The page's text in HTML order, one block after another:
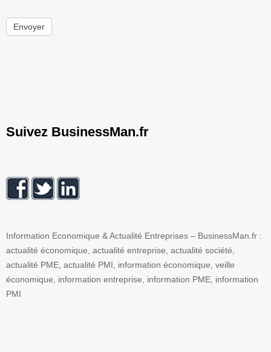
Envoyer
Suivez BusinessMan.fr
Information Economique & Actualité Entreprises – BusinessMan.fr :
actualité économique, actualité entreprise, actualité société,
actualité PME, actualité PMI, information économique, veille
économique, information entreprise, information PME, information
PMI